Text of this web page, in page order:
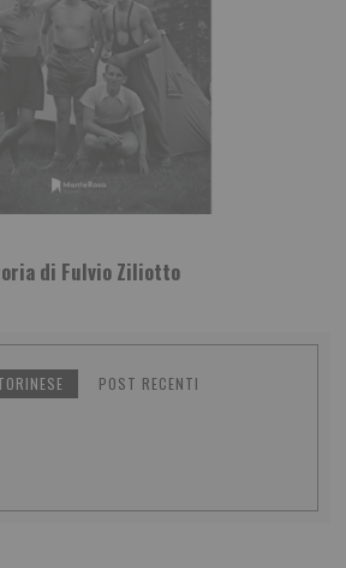
di Fulvio Ziliotto
POST RECENTI